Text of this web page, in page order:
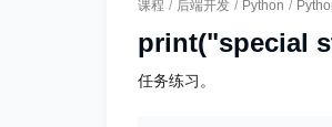
课程 / 后端开发 / Python /
print("special
任务练习。